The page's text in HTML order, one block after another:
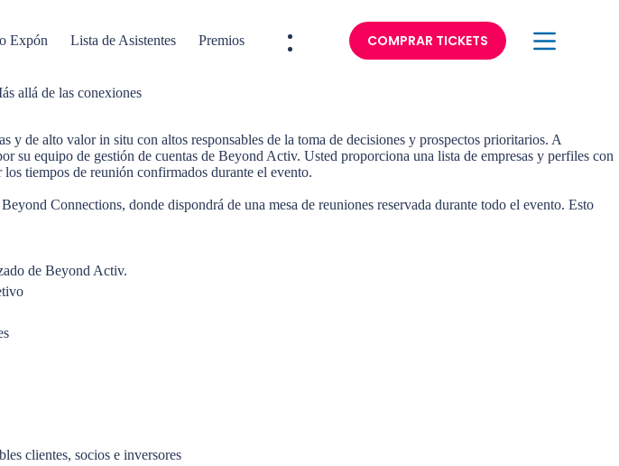
Expón Lista de Asistentes Premios Información COMPRAR TICKETS
allá de las conexiones
y de alto valor in situ con altos responsables de la toma de decisiones y prospectos prioritarios. A
su equipo de gestión de cuentas de Beyond Activ. Usted proporciona una lista de empresas y perfiles con
tiempos de reunión confirmados durante el evento.
Connections, donde dispondrá de una mesa de reuniones reservada durante todo el evento. Esto
de Beyond Activ.
clientes, socios e inversores